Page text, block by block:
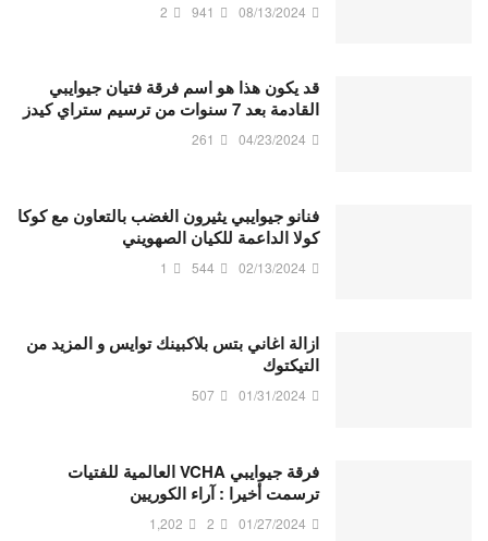
08/13/2024
941
2
قد يكون هذا هو اسم فرقة فتيان جيوايبي
القادمة بعد 7 سنوات من ترسيم ستراي كيدز
04/23/2024
261
فنانو جيوايبي يثيرون الغضب بالتعاون مع كوكا
كولا الداعمة للكيان الصهويني
02/13/2024
544
1
ازالة اغاني بتس بلاكبينك توايس و المزيد من
التيكتوك
01/31/2024
507
فرقة جيوايبي VCHA العالمية للفتيات
ترسمت أخيرا : آراء الكوريين
01/27/2024
2
1,202